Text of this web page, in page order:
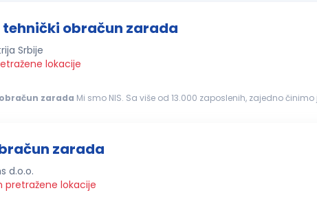
obračun zarada
Srbije
lokacije
obračun zarada
zarada
d.o.o.
pretražene lokacije